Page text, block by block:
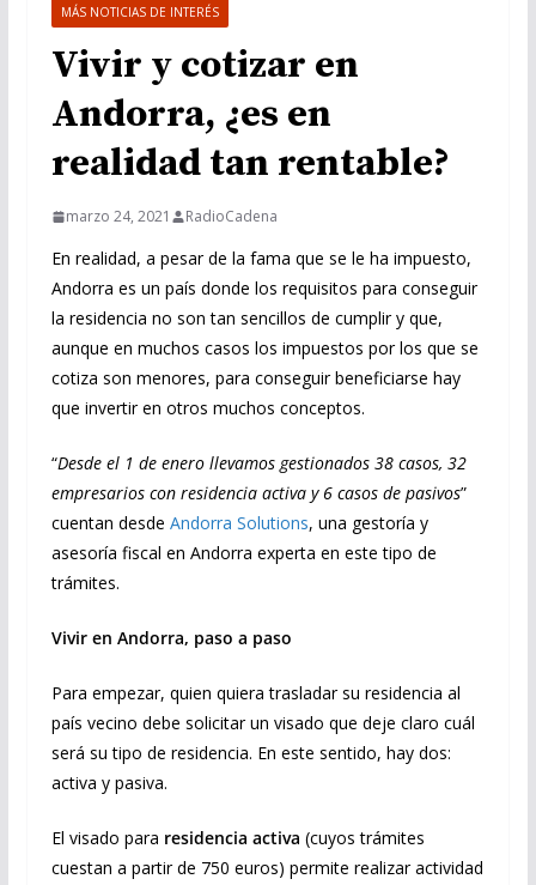
MÁS NOTICIAS DE INTERÉS
Vivir y cotizar en
Andorra, ¿es en
realidad tan rentable?
marzo 24, 2021 RadioCadena
En realidad, a pesar de la fama que se le ha impuesto,
Andorra es un país donde los requisitos para conseguir
la residencia no son tan sencillos de cumplir y que,
aunque en muchos casos los impuestos por los que se
cotiza son menores, para conseguir beneficiarse hay
que invertir en otros muchos conceptos.
“Desde el 1 de enero llevamos gestionados 38 casos, 32
empresarios con residencia activa y 6 casos de pasivos”
cuentan desde Andorra Solutions, una gestoría y
asesoría fiscal en Andorra experta en este tipo de
trámites.
Vivir en Andorra, paso a paso
Para empezar, quien quiera trasladar su residencia al
país vecino debe solicitar un visado que deje claro cuál
será su tipo de residencia. En este sentido, hay dos:
activa y pasiva.
El visado para residencia activa (cuyos trámites
cuestan a partir de 750 euros) permite realizar actividad